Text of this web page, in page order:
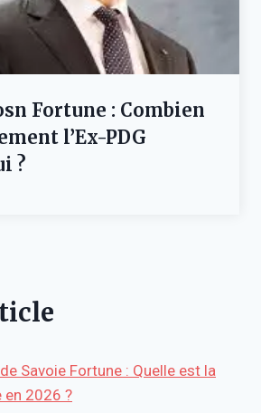
Fortune : Combien
l’Ex-PDG
?
Savoie Fortune : Quelle est la
en 2026 ?